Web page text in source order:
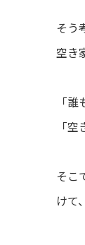
そう
空き
「
「
そこ
けて